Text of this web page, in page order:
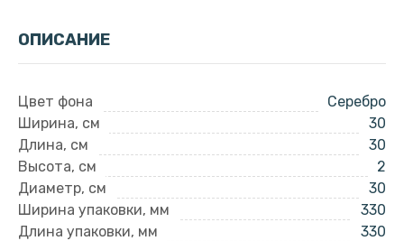
ОПИСАНИЕ
Цвет фона
Серебро
Ширина, см
30
Длина, см
30
Высота, см
2
Диаметр, см
30
Ширина упаковки, мм
330
Длина упаковки, мм
330